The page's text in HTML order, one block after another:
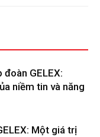
GELEX:
niềm tin và năng
Một giá trị